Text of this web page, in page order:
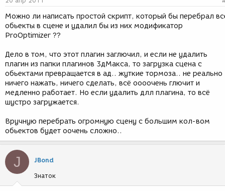
и
я
Можно ли написать простой скрипт, который бы перебрал
обьекты в сцене и удалил бы из них модификатор
ProOptimizer ??
Дело в том, что этот плагин заглючил, и если не удалить
плагин из папки плагинов 3дМакса, то загрузка сцена с
обьектами превращается в ад.. жуткие тормоза.. не реально
ничего нажать, ничего сделать, всё оооочень глючит и
медленно работает. Но если удалить длл плагина, то всё
шустро загружается.
Вручную перебрать огромную сцену с большим кол-вом
обьектов будет оочень сложно..
J JBond
Знаток